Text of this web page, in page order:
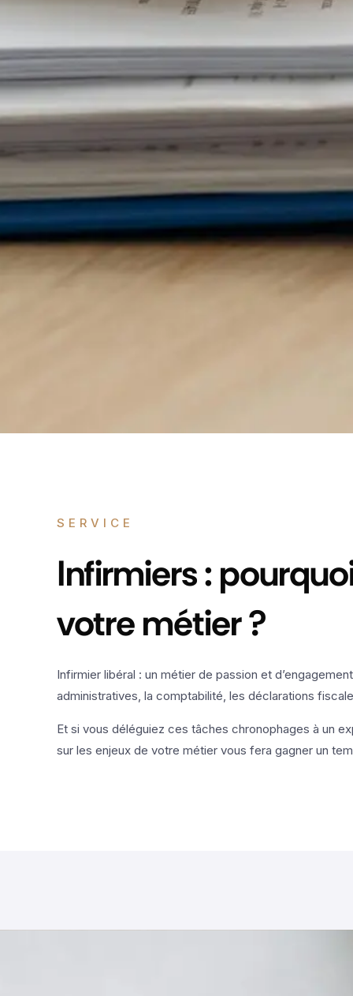
SERVICE
Infirmiers :
votre métier ?
Infirmier libéral : un métier de passion et
administratives, la comptabilité, les déclarations
Et si vous déléguiez ces tâches chronophages à un
sur les enjeux de votre métier vous fera gagner un